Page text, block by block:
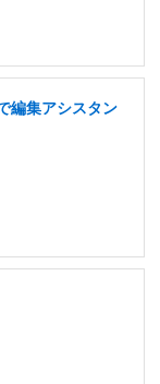
編集アシスタン